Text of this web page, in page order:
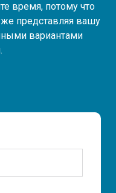
время, потому что
представляя вашу
вариантами